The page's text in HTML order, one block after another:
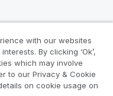
QlikView
with our websites
By clicking ‘Ok’,
which may involve
to our Privacy & Cookie
on cookie usage on